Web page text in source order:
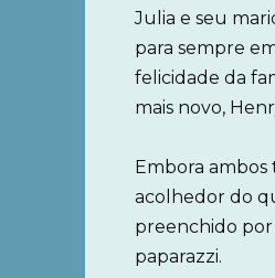
Julia e seu
para sempre
felicidade da
mais novo,
Embora
acolhedor do
preenchido por
paparazzi.